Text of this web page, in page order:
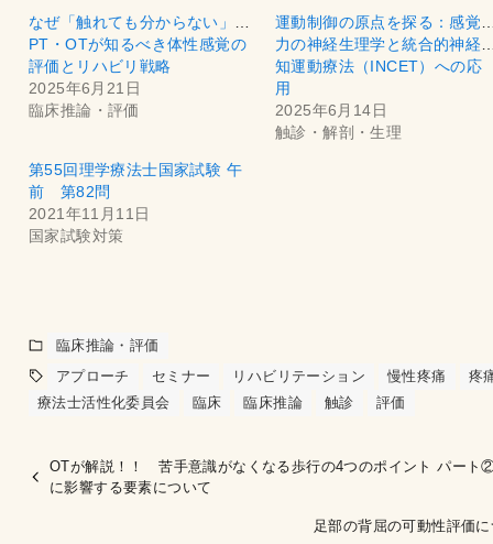
なぜ「触れても分からない」？
PT・OTが知るべき体性感覚の
評価とリハビリ戦略
2025年6月21日
臨床推論・評価
運動制御の原点を探る：感覚
力の神経生理学と統合的神経
知運動療法（INCET）への応
用
2025年6月14日
触診・解剖・生理
第55回理学療法士国家試験 午
前 第82問
2021年11月11日
国家試験対策
臨床推論・評価
アプローチ
セミナー リハビリテーション 慢性疼痛
疼
療法士活性化委員会
臨床 臨床推論 触診 評価
OTが解説！！ 苦手意識がなくなる歩行の4つのポイント パー
に影響する要素について
足部の背屈の可動性評価